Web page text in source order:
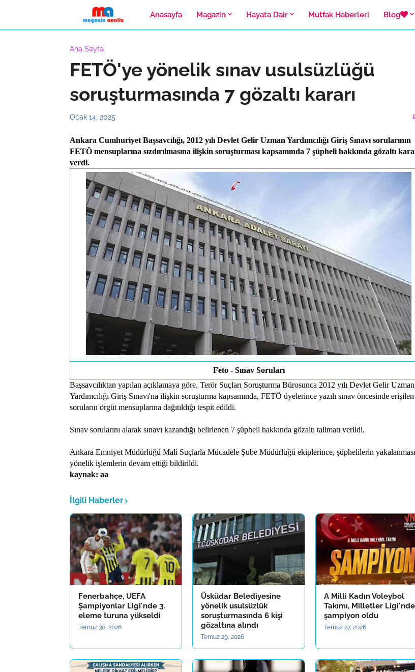
Anasayfa Magazin Hayata Dair Mutfak Haberleri Blog
Ana Sayfa
FETÖ'ye yönelik sınav usulsüzlüğü
soruşturmasında 7 gözaltı kararı
Ocak 14, 2025
Ankara Cumhuriyet Başsavcılığı, 2012 yılı Devlet Gelir Uzman Yardımcılığı Giriş Sınavı sorularının
FETÖ mensuplarına sızdırılmasına ilişkin soruşturması kapsamında 7 şüpheli hakkında gözaltı
verdi.
Feto - Sınav Soruları
Başsavcılıktan yapılan açıklamaya göre, Terör Suçları Soruşturma Bürosunca 2012 yılı Devlet Gelir Uzman
Yardımcılığı Giriş Sınavı'na ilişkin soruşturma kapsamında, FETÖ üyelerince yazılı sınav öncesinde erişilen
soruların örgüt mensuplarına dağıtıldığı tespit edildi.
Sınav sorularını alarak sınavı kazandığı belirlenen 7 şüpheli hakkında gözaltı talimatı verildi.
Ankara Emniyet Müdürlüğü Mali Suçlarla Mücadele Şube Müdürlüğü ekiplerince, şüphelilerin
yönelik işlemlerin devam ettiği bildirildi.
kaynak: aa
İlgili Haberler
Fenerbahçe, UEFA
Şampiyonlar Ligi'nde 3.
eleme turuna yükseldi
Temuz 30, 2026
Üsküdar Belediyesine
yönelik usulsüzlük
soruşturmasında 6 kişi
gözaltına alındı
Temuz 29, 2026
A Milli Kadın Voleybol
Takımı, Milletler Ligi'nde
şampiyon oldu
Temuz 27, 2026